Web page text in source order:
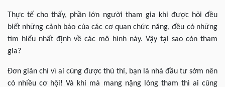
Thực tế cho thấy, phần lớn người tham gia khi được hỏi đều
biết những cảnh báo của các cơ quan chức năng, đều có những
tìm hiểu nhất định về các mô hình này. Vậy tại sao còn tham
gia?
Đơn giản chỉ vì ai cũng được thủ thỉ, bạn là nhà đầu tư sớm nên
có nhiều cơ hội! Và khi mà mang nặng lòng tham thì ai cũng